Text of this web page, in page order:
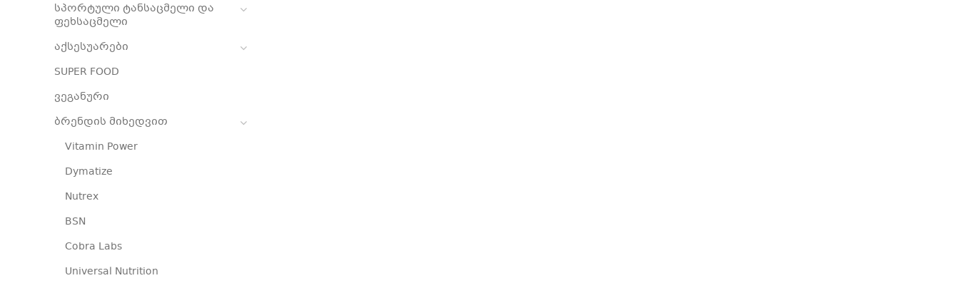
სპორტული ტანსაცმელი და
ფეხსაცმელი
აქსესუარები
SUPER FOOD
ვეგანური
ბრენდის მიხედვით
Vitamin Power
Dymatize
Nutrex
BSN
Cobra Labs
Universal Nutrition